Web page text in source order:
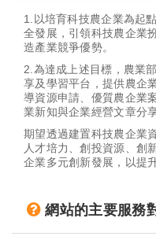
1.以培育科技農企業為起
全發展，引領科技農企業
造產業競爭優勢。
2.為達成上述目標，農業
享及學習平台，提供農企
導資源申請、優質農企業
業新知與企業經營文章分
期望透過建置科技農企業
人才培力、創投資源、創
企業多元創新發展，以提
網站的主要服務